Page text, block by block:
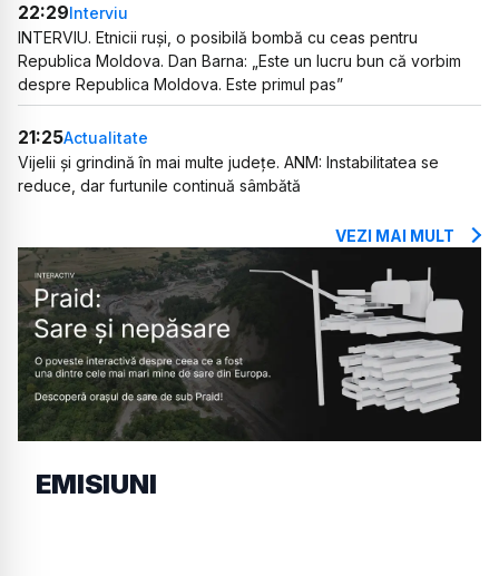
22:29Interviu
INTERVIU. Etnicii ruși, o posibilă bombă cu ceas pentru
Republica Moldova. Dan Barna: „Este un lucru bun că vorbim
despre Republica Moldova. Este primul pas”
21:25Actualitate
Vijelii și grindină în mai multe județe. ANM: Instabilitatea se
reduce, dar furtunile continuă sâmbătă
VEZI MAI MULT
EMISIUNI